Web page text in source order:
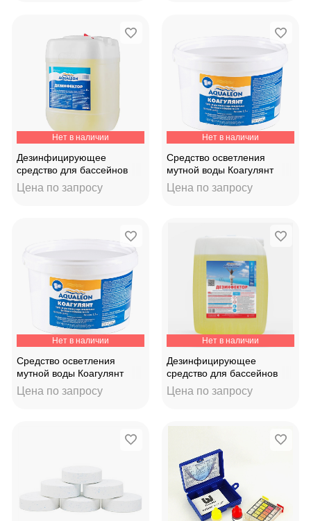
Нет в наличии
Дезинфицирующее
средство для бассейнов
"Aqualeon" жидкий хлор
30л.
Цена по запросу
Нет в наличии
Средство осветления
мутной воды Коагулянт
"Aqualeon" в картриджах
5таб. по 25г 4кг
Цена по запросу
Нет в наличии
Средство осветления
мутной воды Коагулянт
"Aqualeon" (таб. 25г.) 1,5 кг
Цена по запросу
Нет в наличии
Дезинфицирующее
средство для бассейнов
"Aqualeon" жидкий хлор
10л.
Цена по запросу